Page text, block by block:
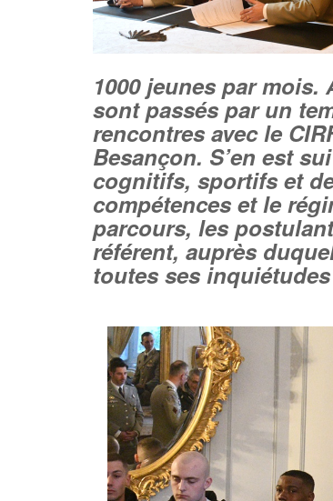
1000 jeunes par mois.
sont passés par un
rencontres avec le
Besançon. S’en est
cognitifs, sportifs et
compétences et le
parcours, les
référent, auprès
toutes ses